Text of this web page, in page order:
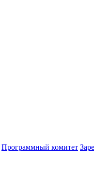
Программный комитет